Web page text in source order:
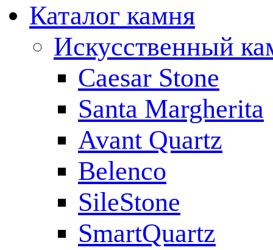
Каталог камня
Искусственный
Caesar Stone
Santa Margherita
Avant Quartz
Belenco
SileStone
SmartQuartz